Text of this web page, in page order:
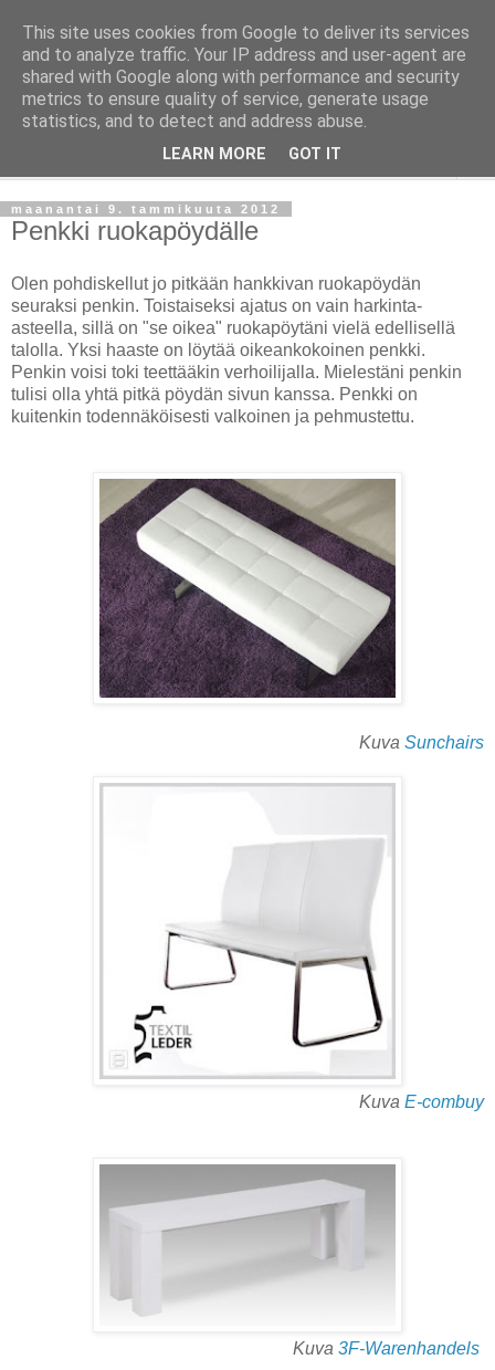
Taloja ja Toiveita
[ Sisustaa ] [ Remontoi ] [ Tuunaa ] [ Haaveilee ] [ Reissaa ]
maanantai 9. tammikuuta 2012
Penkki ruokapöydälle
Olen pohdiskellut jo pitkään hankkivan ruokapöydän
seuraksi penkin. Toistaiseksi ajatus on vain harkinta-
asteella, sillä on "se oikea" ruokapöytäni vielä edellisellä
talolla. Yksi haaste on löytää oikeankokoinen penkki.
Penkin voisi toki teettääkin verhoilijalla. Mielestäni penkin
tulisi olla yhtä pitkä pöydän sivun kanssa. Penkki on
kuitenkin todennäköisesti valkoinen ja pehmustettu.
Kuva Sunchairs
Kuva E-combuy
Kuva 3F-Warenhandels
This site uses cookies from Google to deliver its services
and to analyze traffic. Your IP address and user-agent are
shared with Google along with performance and security
metrics to ensure quality of service, generate usage
statistics, and to detect and address abuse.
LEARN MORE GOT IT